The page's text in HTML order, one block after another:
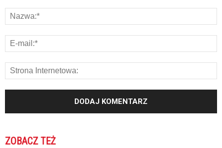
ZOBACZ TEŻ